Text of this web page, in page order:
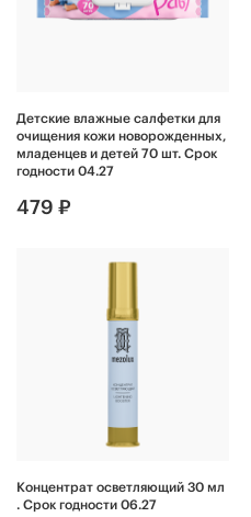
Детские влажные салфетки для
очищения кожи новорожденных,
младенцев и детей 70 шт. Срок
годности 04.27
479 ₽
Концентрат осветляющий 30 мл
. Срок годности 06.27